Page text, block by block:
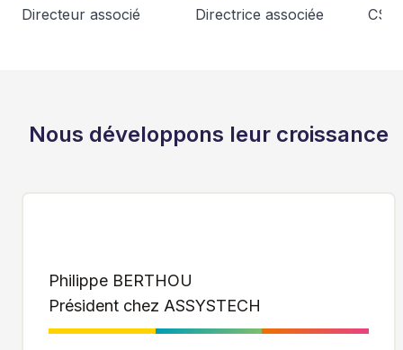
Directeur associé Directrice associée CSO
Nous développons leur croissance
Partner & Managing Director, Afidium